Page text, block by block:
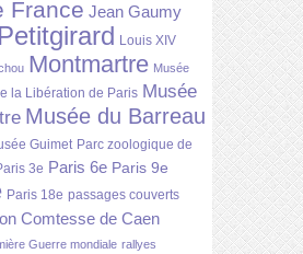
France Jean Gaumy
Louis XIV
Montmartre Musée
la Libération de Paris Musée
Musée du Barreau
Guimet Parc zoologique de
3e Paris 6e Paris 9e
Paris 18e passages couverts
Comtesse de Caen
Guerre mondiale rallyes